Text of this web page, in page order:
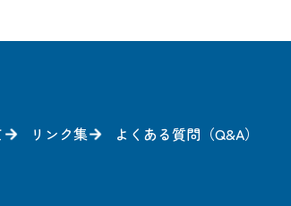
リンク集 よくある質問（Q&A）